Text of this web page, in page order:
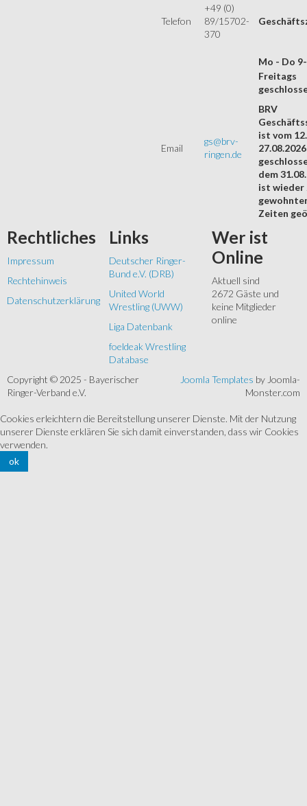
Telefon
+49 (0)
89/15702-
370
Mo - Do
Email
gs@brv-
ringen.de
Freitags
BRV
ist vom
27.08.2026
dem
ist wieder
Zeiten
Rechtliches
Impressum
Rechtehinweis
Datenschutzerklärung
Links
Deutscher Ringer-
Bund e.V. (DRB)
United World
Wrestling (UWW)
Liga Datenbank
foeldeak Wrestling
Database
Wer ist
Online
Aktuell sind
2672 Gäste und
keine Mitglieder
online
Copyright © 2025 - Bayerischer
Ringer-Verband e.V.
Joomla Templates by Joomla-
Monster.com
Cookies erleichtern die Bereitstellung unserer Dienste. Mit der Nutzung
unserer Dienste erklären Sie sich damit einverstanden, dass wir Cookies
verwenden.
ok